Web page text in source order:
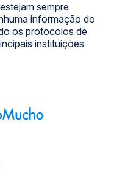
sempre
informação do
os protocolos de
instituições